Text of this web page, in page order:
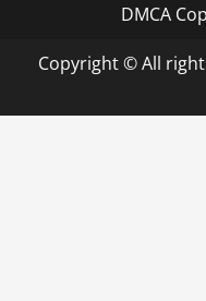
DMCA
Copyright © All